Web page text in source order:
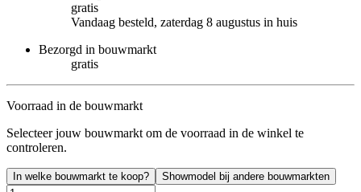
gratis
Vandaag besteld, zaterdag 8 augustus in huis
Bezorgd in bouwmarkt
gratis
Voorraad in de bouwmarkt
Selecteer jouw bouwmarkt om de voorraad in de winkel te
controleren.
In welke bouwmarkt te koop? Showmodel bij andere bouwmarkten